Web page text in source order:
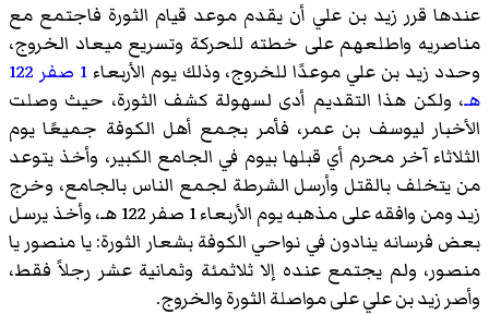
عندها قرر زيد بن علي أن يقدم موعد قيام الثورة فاجتمع مع
مناصريه واطلعهم على خطته للحركة وتسريع ميعاد الخروج،
وحدد زيد بن علي موعدًا للخروج، وذلك يوم الأربعاء1 صفر
122
هـ، ولكن هذا التقديم أدى لسهولة كشف الثورة، حيث وصلت
الأخبار ليوسف بن عمر، فأمر بجمع أهل الكوفة جميعًا يوم
الثلاثاء آخر محرم أي قبلها بيوم في الجامع الكبير، وأخذ يتوعد
من يتخلف بالقتل وأرسل الشرطة لجمع الناس بالجامع، وخرج
زيد ومن وافقه على مذهبه يوم الأربعاء 1 صفر 122 هـ، وأخذ يرسل
بعض فرسانه ينادون في نواحي الكوفة بشعار الثورة: يا منصور يا
منصور، ولم يجتمع عنده إلا ثلاثمئة وثمانية عشر رجلاً فقط،
وأصر زيد بن علي على مواصلة الثورة والخروج.